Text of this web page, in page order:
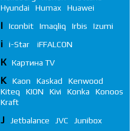
Hyundai
Humax Huawei
I Iconbit Imaqliq Irbis Izumi
i i-Star iFFALСON
К Картина TV
K Kaon Kaskad
Kenwood
Kiteq
KION Kivi Konka
Konoos
Kraft
J Jetbalance JVC Junibox